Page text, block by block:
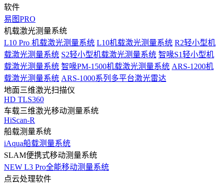
软件
易图PRO
机载激光测量系统
L10 Pro 机载激光测量系统 L10机载激光测量系统 R2轻小型机
载激光测量系统 S2轻小型机载激光测量系统 智喙S1轻小型机
载激光测量系统 智喙PM-1500机载激光测量系统 ARS-1200机
载激光测量系统 ARS-1000系列多平台激光雷达
地面三维激光扫描仪
HD TLS360
车载三维激光移动测量系统
HiScan-R
船载测量系统
iAqua船载测量系统
SLAM便携式移动测量系统
NEW L3 Pro全能移动测量系统
点云处理软件